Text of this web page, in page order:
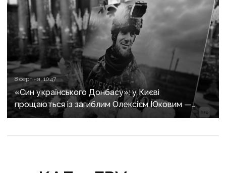
8 серпня, 10:47
«Син українського Донбасу»: у Києві
прощаються із загиблим Олексієм Юковим —
пошуковцем загону «Плацдарм»